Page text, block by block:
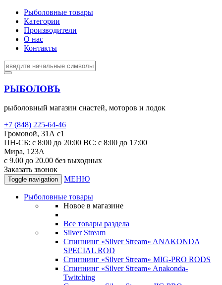
Рыболовные товары
Категории
Производители
О нас
Контакты
РЫБОЛОВЪ
рыболовный магазин снастей, моторов и лодок
+7 (848) 225-64-46
Громовой, 31А с1
ПН-СБ: с 8:00 до 20:00 ВС: с 8:00 до 17:00
Мира, 123А
с 9.00 до 20.00 без выходных
Заказать звонок
Toggle navigation МЕНЮ
Рыболовные товары
Новое в магазине
Все товары раздела
Silver Stream
Спиннинг «Silver Stream» ANAKONDA
SPECIAL ROD
Спиннинг «Silver Stream» MIG-PRO RODS
Спиннинг «Silver Stream» Anakonda-
Twitching